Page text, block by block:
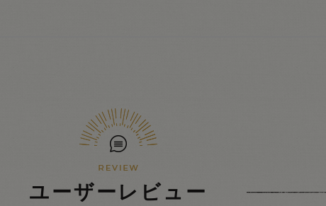
ユーザーレビュー